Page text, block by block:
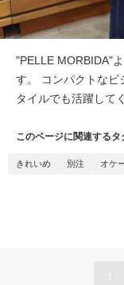
"PELLE MORBIDA"
す。 コンパクトなビ
タイルでも活躍して
このページに関連するタ
きれいめ 別注 オケ
1